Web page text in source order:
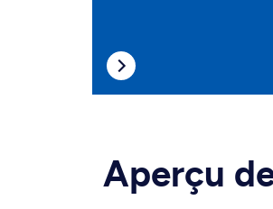
Aperçu